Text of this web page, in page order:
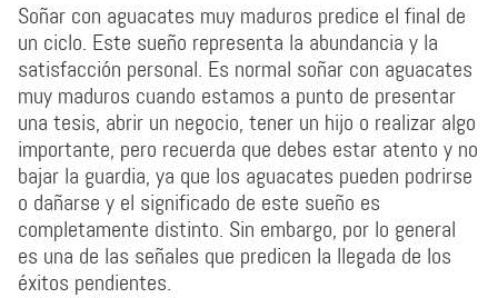
Soñar con aguacates muy maduros predice el final de
un ciclo. Este sueño representa la abundancia y la
satisfacción personal. Es normal soñar con aguacates
muy maduros cuando estamos a punto de presentar
una tesis, abrir un negocio, tener un hijo o realizar algo
importante, pero recuerda que debes estar atento y no
bajar la guardia, ya que los aguacates pueden podrirse
o dañarse y el significado de este sueño es
completamente distinto. Sin embargo, por lo general
es una de las señales que predicen la llegada de los
éxitos pendientes.